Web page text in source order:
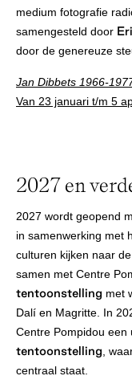
medium fotografie
samengesteld door
door de genereuze
Jan Dibbets 1966-
Van 23 januari t/m 5
2027 en
2027 wordt geopend
in samenwerking met
culturen kijken naar
samen met Centre
tentoonstelling met
Dalí en Magritte. In
Centre Pompidou een
tentoonstelling ,
centraal staat.